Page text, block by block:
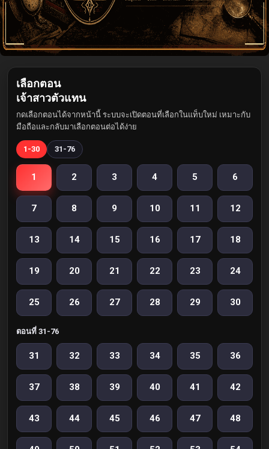
เลือกตอน
เจ้าสาวตัวแทน
กดเลือกตอนได้จากหน้านี้ ระบบจะเปิดตอนที่เลือกในแท็บใหม่ เหมาะกับ
มือถือและกลับมาเลือกตอนต่อได้ง่าย
1-30 31-76
1 2 3 4 5 6
7 8 9 10 11 12
13 14 15 16 17 18
19 20 21 22 23 24
25 26 27 28 29 30
ตอนที่ 31-76
31 32 33 34 35 36
37 38 39 40 41 42
43 44 45 46 47 48